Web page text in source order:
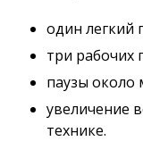
один легкий
три рабочих
паузы
увеличение
технике.